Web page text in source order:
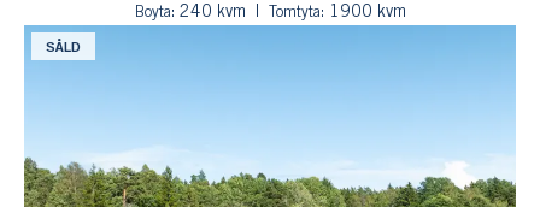
Boyta: 240 kvm Tomtyta: 1900 kvm
SÅLD